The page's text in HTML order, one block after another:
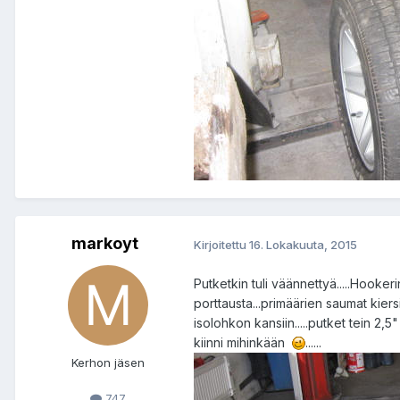
markoyt
Kerhon jäsen
Kirjoitettu 16. Lokakuuta, 2015
Putketkin tuli
porttausta...primäärien saumat
isolohkon kansiin.....putket tein
kiinni mihinkään
......